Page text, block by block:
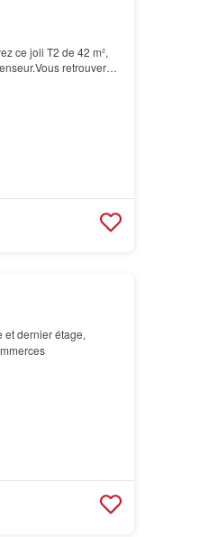
ce joli T2 de 42 m²,
retrouverez
dernier étage,